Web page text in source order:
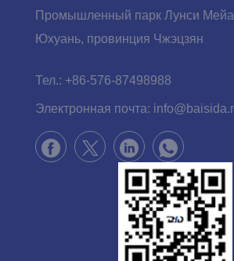
Промышленный парк Лунси
Юхуань, провинция Чжэцзян
Тел.: +86-576-87498988
Электронная почта: